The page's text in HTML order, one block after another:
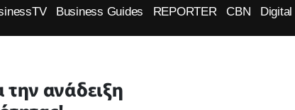
Business Guides REPORTER CBN
την ανάδειξη